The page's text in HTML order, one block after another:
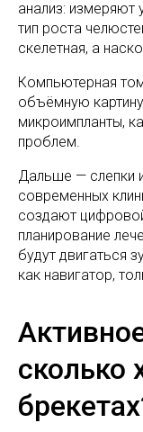
анализ:
тип роста
скелетная, а
Компьютерная
объёмную
микроимпланты,
проблем.
Дальше — слепки
современных
создают
планирование
будут двигаться
как навигатор,
сколько